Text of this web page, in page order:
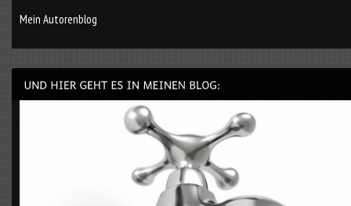
Mein Autorenblog